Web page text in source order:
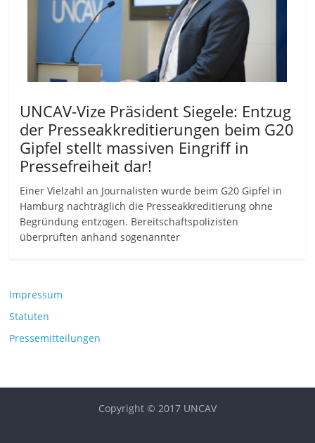
UNCAV-Vize Präsident Siegele: Entzug
der Presseakkreditierungen beim G20
Gipfel stellt massiven Eingriff in
Pressefreiheit dar!
Einer Vielzahl an Journalisten wurde beim G20 Gipfel in
Hamburg nachträglich die Presseakkreditierung ohne
Begründung entzogen. Bereitschaftspolizisten
überprüften anhand sogenannter
Impressum
Statuten
Pressemitteilungen
Copyright © 2017 UNCAV